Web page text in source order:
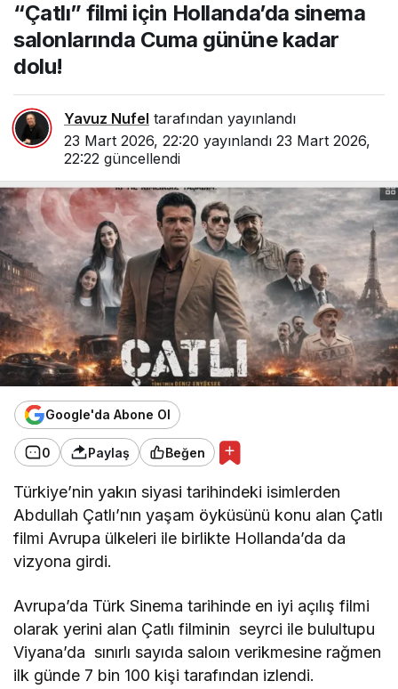
salonlarında Cuma
gününe kadar dolu!
“Çatlı” filmi için Hollanda’da sinema
salonlarında Cuma gününe kadar
dolu!
Yavuz Nufel tarafından yayınlandı
23 Mart 2026, 22:20 yayınlandı 23 Mart 2026,
22:22 güncellendi
Google'da Abone Ol
0 Paylaş Beğen
Türkiye’nin yakın siyasi tarihindeki isimlerden
Abdullah Çatlı’nın yaşam öyküsünü konu alan Çatlı
filmi Avrupa ülkeleri ile birlikte Hollanda’da da
vizyona girdi.
Avrupa’da Türk Sinema tarihinde en iyi açılış filmi
olarak yerini alan Çatlı filminin seyrci ile bulultupu
Viyana’da sınırlı sayıda saloın verikmesine rağmen
ilk günde 7 bin 100 kişi tarafından izlendi.